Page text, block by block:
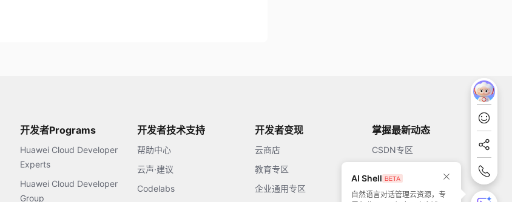
AI Shell
自然语言对话管理云资源，专
开发者Programs
Huawei Cloud Developer
Experts
Huawei Cloud Developer
Group
开发者技术支持
帮助中心
云声·建议
Codelabs
开发者变现
云商店
教育专区
企业通用专区
掌握最新动态
CSDN专区
开源中国